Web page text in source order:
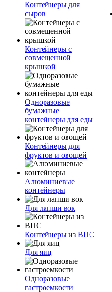
Контейнеры для
сыров
Контейнеры с
совмещенной
крышкой
Одноразовые
бумажные
контейнеры для еды
Контейнеры для
фруктов и овощей
Алюминиевые
контейнеры
Для лапши вок
Контейнеры из ВПС
Для яиц
Одноразовые
гастроемкости